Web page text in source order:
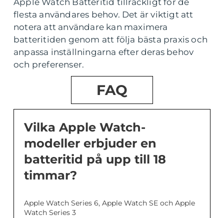
Apple Watch Batteritid tillräckligt för de
flesta användares behov. Det är viktigt att
notera att användare kan maximera
batteritiden genom att följa bästa praxis och
anpassa inställningarna efter deras behov
och preferenser.
FAQ
Vilka Apple Watch-
modeller erbjuder en
batteritid på upp till 18
timmar?
Apple Watch Series 6, Apple Watch SE och Apple
Watch Series 3